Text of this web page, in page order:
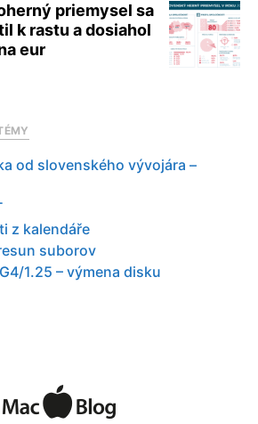
priemysel sa
k rastu a dosiahol
eur
od slovenského vývojára –
z kalendáře
suborov
1.25 – výmena disku